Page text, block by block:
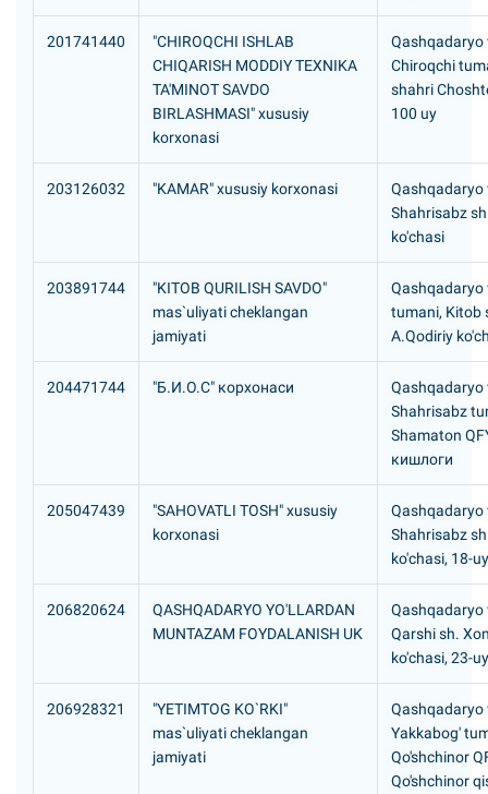
201741440
"CHIROQCHI ISHLAB
CHIQARISH MODDIY TEXNIKA
TA'MINOT SAVDO
BIRLASHMASI" xususiy
korxonasi
Qashqadaryo
Chiroqchi
shahri
100 uy
203126032 "KAMAR" xususiy korxonasi
Qashqadaryo
Shahrisabz
ko'chasi
203891744
"KITOB QURILISH SAVDO"
mas`uliyati cheklangan
jamiyati
Qashqadaryo
tumani, Kitob
A.Qodiriy
204471744 "Б.И.О.С" корхонаси
Qashqadaryo
Shahrisabz
Shamaton
кишлоги
205047439
"SAHOVATLI TOSH" xususiy
korxonasi
Qashqadaryo
Shahrisabz
ko'chasi, 18-
206820624
QASHQADARYO YO'LLARDAN
MUNTAZAM FOYDALANISH UK
Qashqadaryo
Qarshi sh.
ko'chasi, 23-
206928321
"YETIMTOG KO`RKI"
mas`uliyati cheklangan
jamiyati
Qashqadaryo
Yakkabog'
Qo'shchinor
Qo'shchinor